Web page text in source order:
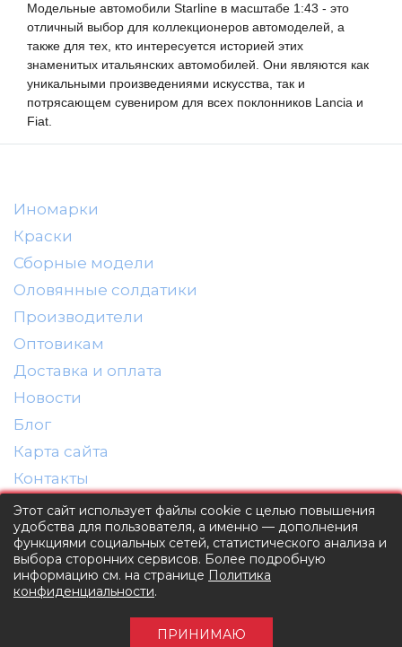
Aoshima
Autoart
Kyosho
IXO
AVD MODELS
Prommodel43
Наш автопром
U Саратов
New Ray
"АГАТ-М"
Yat Ming
Mattel
Ultra models
SSM
Автоистория
Советский автобус
Модельные автомобили Starline в масштабе 1:43 - это
отличный выбор для коллекционеров автомоделей, а
также для тех, кто интересуется историей этих
знаменитых итальянских автомобилей. Они являются как
уникальными произведениями искусства, так и
потрясающем сувениром для всех поклонников Lancia и
Fiat.
Иномарки
Краски
Сборные модели
Оловянные солдатики
Производители
Оптовикам
Доставка и оплата
Новости
Блог
Карта сайта
Контакты
г. Москва
ул. Промышленная, д. 11
agat-mv@mail.ru
8(495) 374-16-60
Этот сайт использует файлы cookie с целью повышения
удобства для пользователя, а именно — дополнения
функциями социальных сетей, статистического анализа и
выбора сторонних сервисов. Более подробную
информацию см. на странице Политика
конфиденциальности.
ПРИНИМАЮ